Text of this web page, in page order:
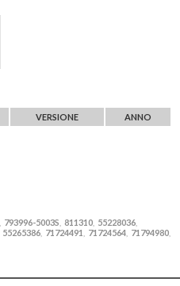
VERSIONE ANNO
793996-5003S 811310 55228036
55265386 71724491 71724564 71794980